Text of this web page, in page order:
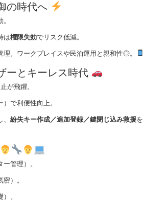
の時代へ
は権限失効でリスク低減。
理。ワークプレイスや民泊運用と親和性◎。
ーとキーレス時代
が飛躍。
で利便性向上。
紛失キー作成／追加登録／鍵閉じ込み救援
管理）。
密）。
。